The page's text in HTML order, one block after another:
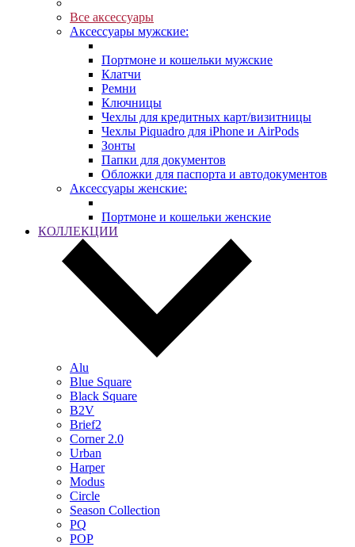
Все аксессуары
Аксессуары мужские:
Портмоне и кошельки мужские
Клатчи
Ремни
Ключницы
Чехлы для кредитных карт/визитницы
Чехлы Piquadro для iPhone и AirPods
Зонты
Папки для документов
Обложки для паспорта и автодокументов
Аксессуары женские:
Портмоне и кошельки женские
КОЛЛЕКЦИИ
Alu
Blue Square
Black Square
B2V
Brief2
Corner 2.0
Urban
Harper
Modus
Circle
Season Collection
PQ
POP